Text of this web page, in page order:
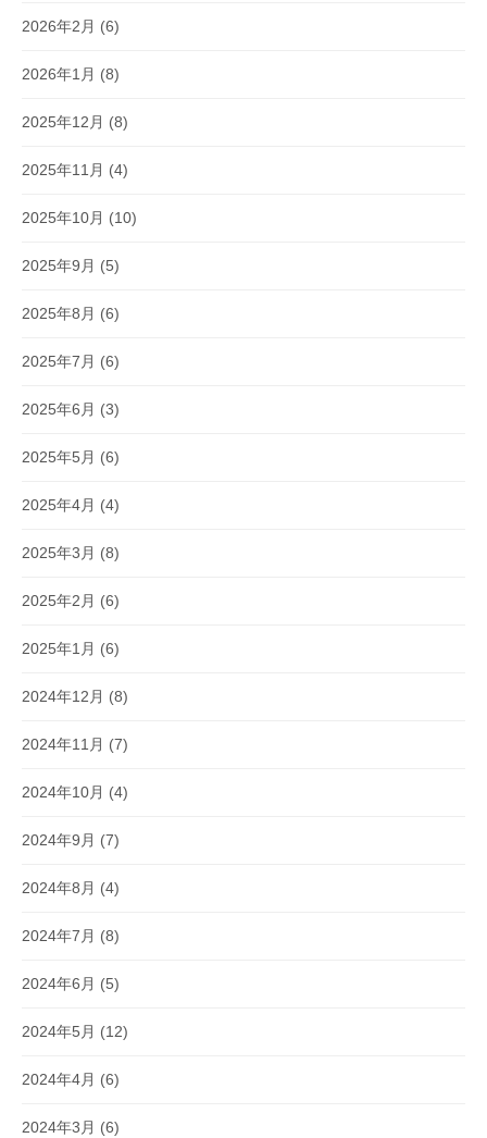
2026年2月 (6)
2026年1月 (8)
2025年12月 (8)
2025年11月 (4)
2025年10月 (10)
2025年9月 (5)
2025年8月 (6)
2025年7月 (6)
2025年6月 (3)
2025年5月 (6)
2025年4月 (4)
2025年3月 (8)
2025年2月 (6)
2025年1月 (6)
2024年12月 (8)
2024年11月 (7)
2024年10月 (4)
2024年9月 (7)
2024年8月 (4)
2024年7月 (8)
2024年6月 (5)
2024年5月 (12)
2024年4月 (6)
2024年3月 (6)